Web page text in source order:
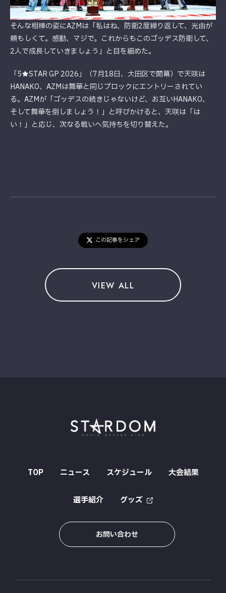
そんな相棒の姿にAZMは「私はね、防衛2度繰り返して、光由が
頼もしくて。感動、マジで。これからもこのゴッデス防衛して、
2人で成長していきましょう」と目を細めた。
「5★STAR GP 2026」（7月18日、大田区で開幕）で天咲は
HANAKO、AZMは舞華と同じブロックにエントリーされてい
る。AZMが「ゴッデスの続きじゃないけど、お互いHANAKO、
そして舞華を倒しましょう！」と呼びかけると、天咲は「は
い！」と応じ、次なる戦いへ気持ちを切り替えた。
この記事をシェア
VIEW ALL
TOP ニュース スケジュール 大会結果
選手紹介 グッズ
お問い合わせ